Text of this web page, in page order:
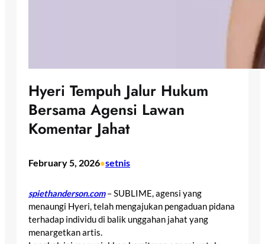
Hyeri Tempuh Jalur Hukum
Bersama Agensi Lawan
Komentar Jahat
February 5, 2026•setnis
spiethanderson.com– SUBLIME, agensi yang
menaungi Hyeri, telah mengajukan pengaduan pidana
terhadap individu di balik unggahan jahat yang
menargetkan artis.